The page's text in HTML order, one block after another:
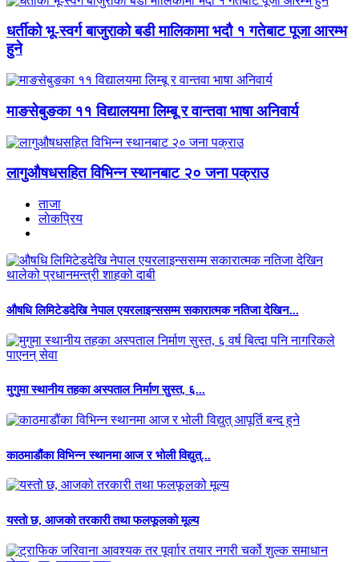
धर्तीको भू-स्वर्ग बाजुराको बडी मालिकामा भदौ १ गतेबाट पूजा आरम्भ
हुने
माङसेबुङका ११ विद्यालयमा लिम्बू र वान्तवा भाषा अनिवार्य
लागुऔषधसहित विभिन्न स्थानबाट २० जना पक्राउ
ताजा
लाेकप्रिय
औषधि लिमिटेडदेखि नेपाल एयरलाइन्ससम्म सकारात्मक नतिजा देखिन...
मुगुमा स्थानीय तहका अस्पताल निर्माण सुस्त, ६...
काठमाडौंका विभिन्न स्थानमा आज र भोली विद्युत्...
यस्तो छ, आजको तरकारी तथा फलफूलको मूल्य